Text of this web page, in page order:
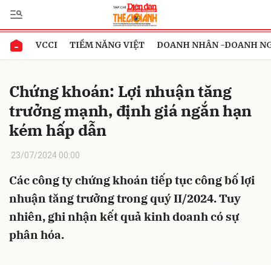
VCCI TIỀM NĂNG VIỆT DOANH NHÂN -DOANH
Chứng khoán: Lợi nhuận tăng
trưởng mạnh, định giá ngắn hạn
kém hấp dẫn
23/07/2024 00:00
Các công ty chứng khoán tiếp tục công bố lợi
nhuận tăng trưởng trong quý II/2024. Tuy
nhiên, ghi nhận kết quả kinh doanh có sự
phân hóa.
Gửi bình luận
Hủy Gửi